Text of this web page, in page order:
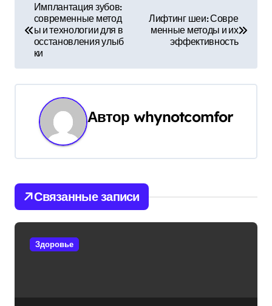
и
ц
и
я
п
Имплантация зубов:
современные метод
ы и технологии для в
осстановления улыб
ки
Лифтинг шеи: Совре
менные методы и их
эффективность
Автор whynotcomfor
Связанные записи
Здоровье